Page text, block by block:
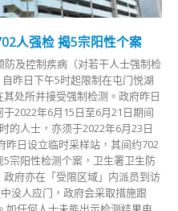
人强检 揭5宗阳性个案
及控制疾病（对若干人士强制检
昨日下午5时起限制在屯门悦湖
处所并接受强制检测。政府昨日
2022年6月15日至6月21日期间
的人士，亦须于2022年6月23日
昨日设立临时采样站，其间约702
宗阳性检测个案，卫生署卫生防
府亦在「受限区域」内派员到访
没人应门，政府会采取措施跟